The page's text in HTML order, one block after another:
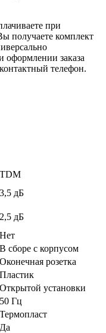
при
получаете комплект
заказа
телефон.
TDM
3,5 дБ
2,5 дБ
Нет
В сборе с корпусом
Оконечная розетка
Пластик
Открытой установки
50 Гц
Термопласт
Да